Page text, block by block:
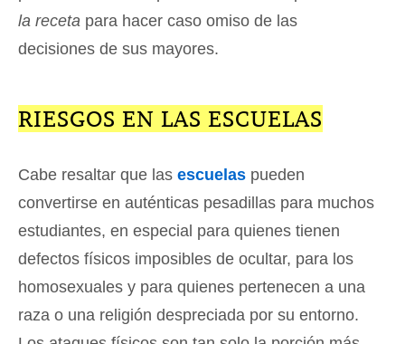
la receta para hacer caso omiso de las
decisiones de sus mayores.
RIESGOS EN LAS ESCUELAS
Cabe resaltar que las escuelas pueden
convertirse en auténticas pesadillas para muchos
estudiantes, en especial para quienes tienen
defectos físicos imposibles de ocultar, para los
homosexuales y para quienes pertenecen a una
raza o una religión despreciada por su entorno.